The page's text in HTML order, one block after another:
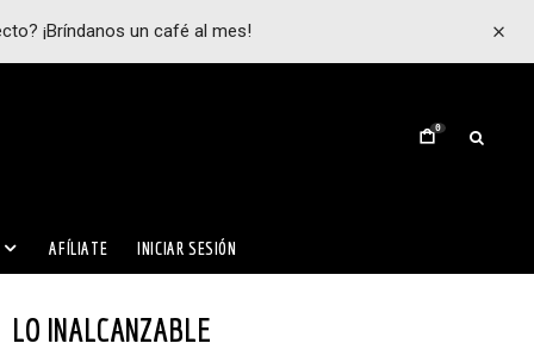
¡Bríndanos un café al mes!
0
AFÍLIATE INICIAR SESIÓN
LO INALCANZABLE